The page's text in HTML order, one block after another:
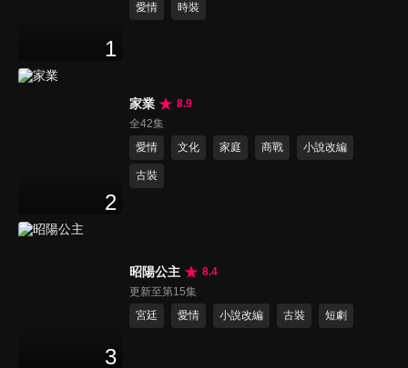
1
愛情
時裝
2
家業
8.9
全42集
愛情
文化 家庭 商戰 小說改編
古裝
3
昭陽公主
8.4
更新至第15集
宮廷
愛情 小說改編 古裝 短劇